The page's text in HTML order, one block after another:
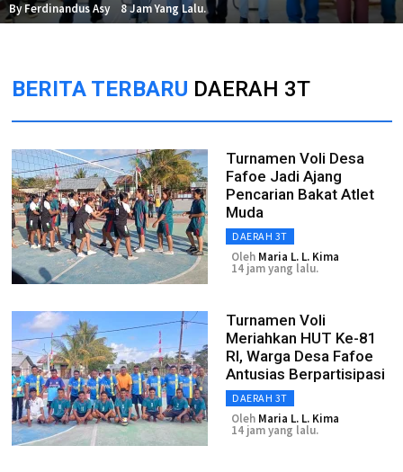
By Ferdinandus Asy 8 Jam Yang Lalu.
BERITA TERBARU DAERAH 3T
Turnamen Voli Desa
Fafoe Jadi Ajang
Pencarian Bakat Atlet
Muda
DAERAH 3T
Oleh Maria L. L. Kima
14 jam yang lalu.
Turnamen Voli
Meriahkan HUT Ke-81
RI, Warga Desa Fafoe
Antusias Berpartisipasi
DAERAH 3T
Oleh Maria L. L. Kima
14 jam yang lalu.